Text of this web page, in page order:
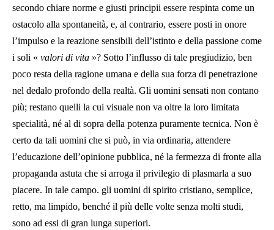
secondo chiare norme e giusti principii essere respinta come un
ostacolo alla spontaneità, e, al contrario, essere posti in onore
l’impulso e la reazione sensibili dell’istinto e della passione come
i soli « valori di vita »? Sotto l’influsso di tale pregiudizio, ben
poco resta della ragione umana e della sua forza di penetrazione
nel dedalo profondo della realtà. Gli uomini sensati non contano
più; restano quelli la cui visuale non va oltre la loro limitata
specialità, né al di sopra della potenza puramente tecnica. Non è
certo da tali uomini che si può, in via ordinaria, attendere
l’educazione dell’opinione pubblica, né la fermezza di fronte alla
propaganda astuta che si arroga il privilegio di plasmarla a suo
piacere. In tale campo. gli uomini di spirito cristiano, semplice,
retto, ma limpido, benché il più delle volte senza molti studi,
sono ad essi di gran lunga superiori.